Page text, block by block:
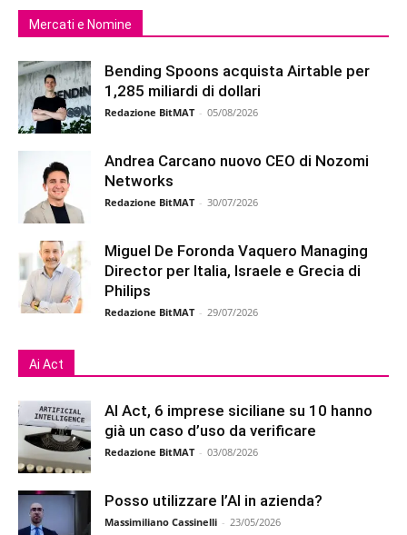
Mercati e Nomine
Bending Spoons acquista Airtable per
1,285 miliardi di dollari
Redazione BitMAT - 05/08/2026
Andrea Carcano nuovo CEO di Nozomi
Networks
Redazione BitMAT - 30/07/2026
Miguel De Foronda Vaquero Managing
Director per Italia, Israele e Grecia di
Philips
Redazione BitMAT - 29/07/2026
Ai Act
AI Act, 6 imprese siciliane su 10 hanno
già un caso d’uso da verificare
Redazione BitMAT - 03/08/2026
Posso utilizzare l’AI in azienda?
Massimiliano Cassinelli - 23/05/2026